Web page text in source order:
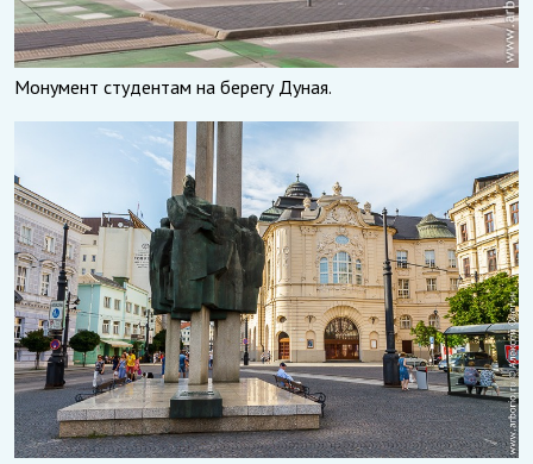
Монумент студентам на берегу Дуная.